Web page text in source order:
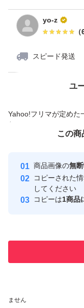
yo-z
（
スピード発送
ユ
Yahoo!フリマが定めた
付与しています
安心取引出品者
取引実績
ません
価格の相談
この
商品画像の無
コピーされた
してください
コピーは1商品
この商品をみてい